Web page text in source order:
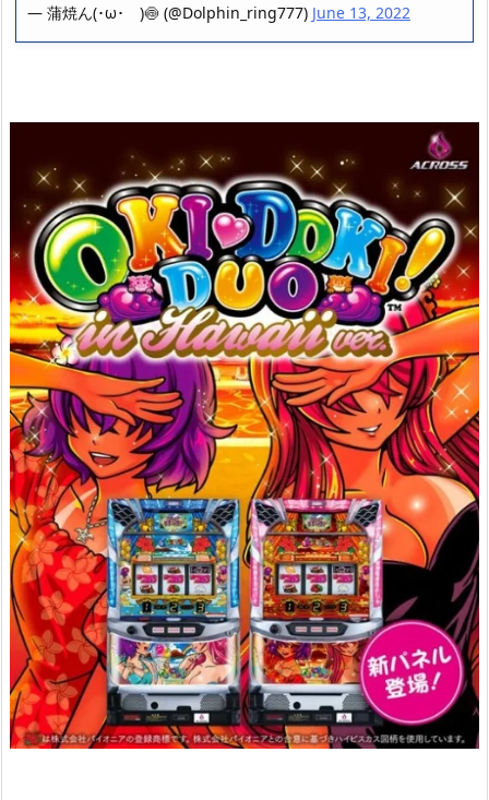
— 蒲焼ん(･ω･ )🍥 (@Dolphin_ring777) June 13, 2022